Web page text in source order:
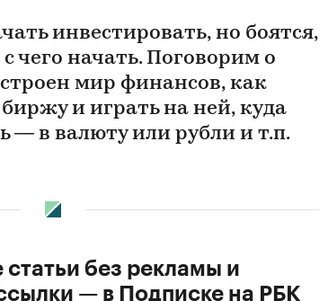
инвестировать, но боятся,
чего начать. Поговорим о
мир финансов, как
и играть на ней, куда
— в валюту или рубли и т.п.
статьи без рекламы и
— в Подписке на РБК